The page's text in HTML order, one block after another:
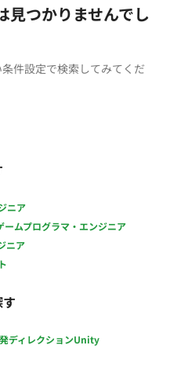
見つかりませんでし
件設定で検索してみてくだ
ニア
ームプログラマ・エンジニア
ニア
ディレクションUnity